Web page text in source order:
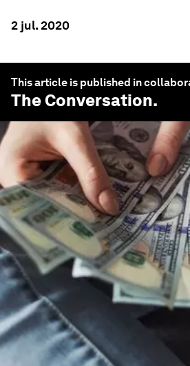
2 jul. 2020
This article is published in
The Conversation.